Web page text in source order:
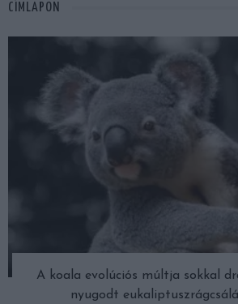
CÍMLAPON
A koala evolúciós múltja sokkal
nyugodt